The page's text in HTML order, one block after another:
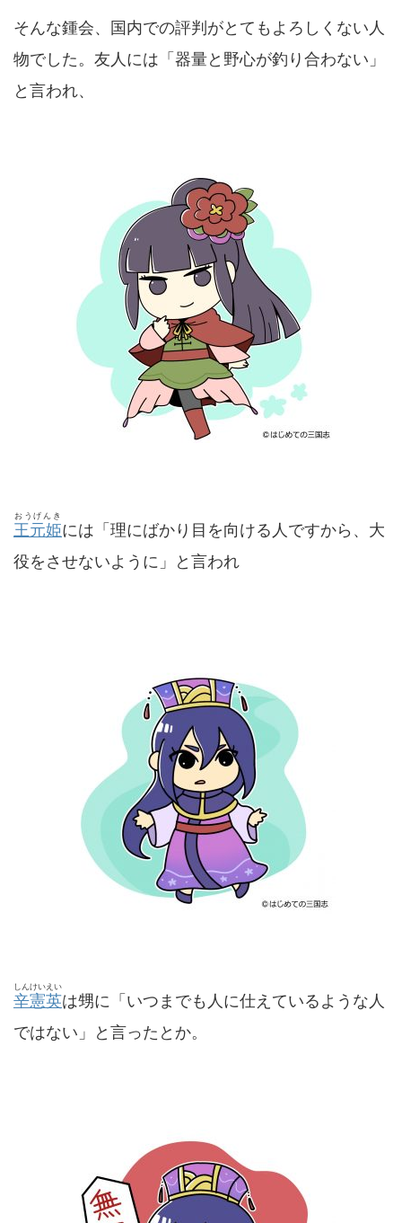
そんな鍾会、国内での評判がとてもよろしくない人
物でした。友人には「器量と野心が釣り合わない」
と言われ、
王元姫
おうげんき
には「理にばかり目を向ける人ですから、大
役をさせないように」と言われ
辛憲英
しんけいえい
は甥に「いつまでも人に仕えているような人
ではない」と言ったとか。